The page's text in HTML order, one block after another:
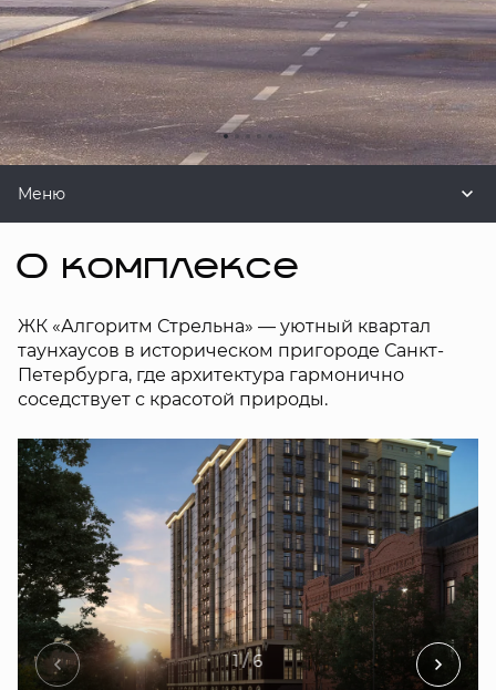
Меню
О комплексе
ЖК «Алгоритм Стрельна» — уютный квартал
таунхаусов в историческом пригороде Санкт-
Петербурга, где архитектура гармонично
соседствует с красотой природы.
1 / 6